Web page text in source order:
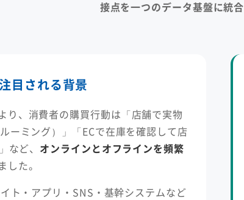
接点を一つのデータ基盤に統合
目される背景
り、消費者の購買行動は「店舗で実物
ーミング）」「ECで在庫を確認して店
ど、 オンラインとオフラインを頻繁
した。
ト・アプリ・SNS・基幹システムなど